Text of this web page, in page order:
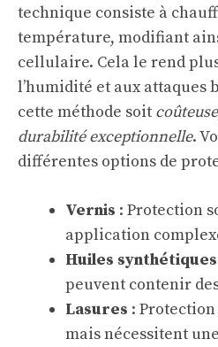
technique consiste à
température, modifiant
cellulaire. Cela le rend
l’humidité et aux attaques
cette méthode soit coûteuse
durabilité exceptionnelle.
différentes options de
Vernis : Protection
application
Huiles synthétiques
peuvent contenir
Lasures :
mais nécessitent